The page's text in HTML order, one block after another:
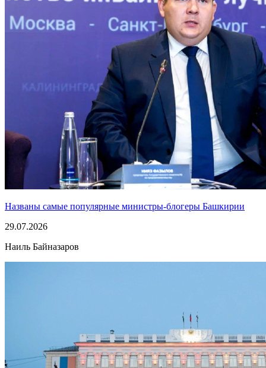
Названы самые популярные министры-блогеры Башкирии
29.07.2026
Наиль Байназаров